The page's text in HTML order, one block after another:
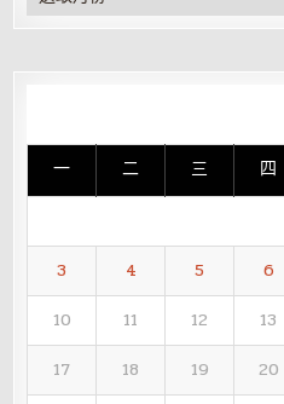
整
一 二 三 四
3
4 5 6
10
11 12 13
17
18 19 20